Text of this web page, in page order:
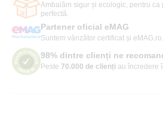
Ambalăm sigur și ecologic, pentru
perfectă.
Partener oficial eMAG
Suntem vânzător certificat și eMAG.ro.
98% dintre clienți ne
Peste 70.000 de clienți au încredere